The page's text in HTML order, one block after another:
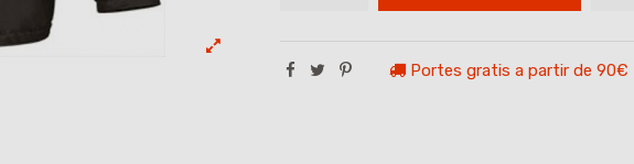
Portes gratis a partir de 90€